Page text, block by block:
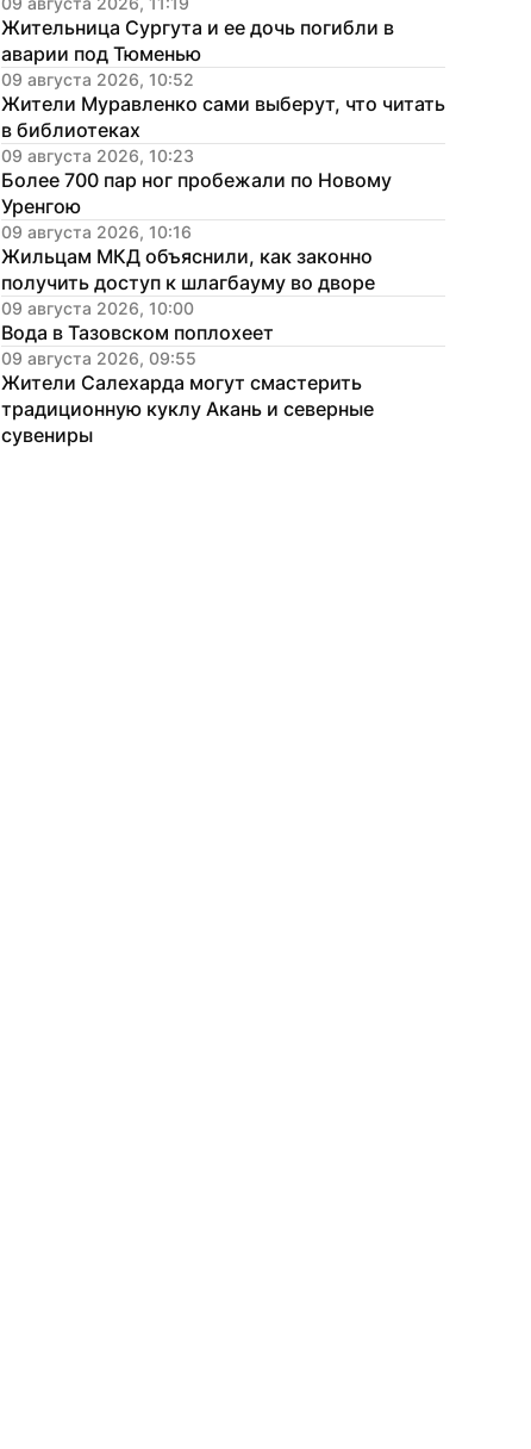
Жительница Сургута и ее дочь погибли в
аварии под Тюменью
09 августа 2026, 10:52
Жители Муравленко сами выберут, что читать
в библиотеках
09 августа 2026, 10:23
Более 700 пар ног пробежали по Новому
Уренгою
09 августа 2026, 10:16
Жильцам МКД объяснили, как законно
получить доступ к шлагбауму во дворе
09 августа 2026, 10:00
Вода в Тазовском поплохеет
09 августа 2026, 09:55
Жители Салехарда могут смастерить
традиционную куклу Акань и северные
сувениры